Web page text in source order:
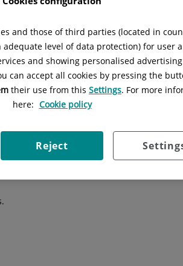
Quirónsalud.
con un equipo de profesionales
ofrecer las técnicas más modernas
and those of third parties (located in
level of data protection) for user
and showing personalised
can accept all cookies by pressing the
their use from this Settings. For more
here: Cookie policy
Reject